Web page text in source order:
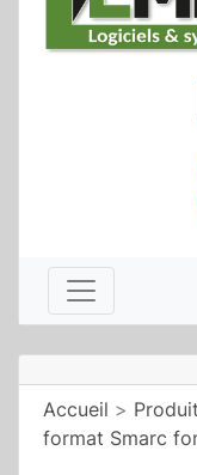
Accueil > Produit
format Smarc